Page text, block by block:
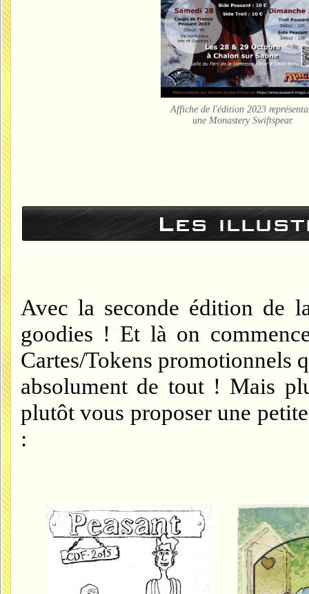
Affiche de l'édition 2023
une Monastery Swiftspear.
Les
Avec la seconde édition de
goodies ! Et là on
Cartes/Tokens promotionnels
absolument de tout ! Mais
plutôt vous proposer une
: